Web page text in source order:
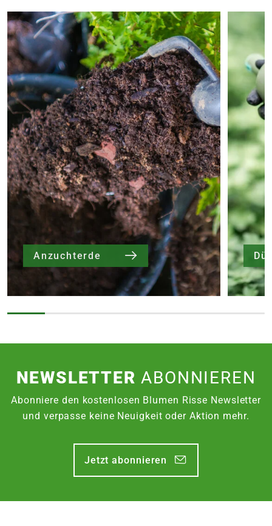
Anzuchterde
NEWSLETTER ABONNIEREN
Abonniere den kostenlosen Blumen Risse Newsletter
und verpasse keine Neuigkeit oder Aktion mehr.
Jetzt abonnieren